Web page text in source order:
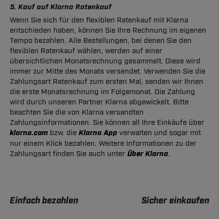
5. Kauf auf Klarna Ratenkauf
Wenn Sie sich für den flexiblen Ratenkauf mit Klarna
entschieden haben, können Sie Ihre Rechnung im eigenen
Tempo bezahlen. Alle Bestellungen, bei denen Sie den
flexiblen Ratenkauf wählen, werden auf einer
übersichtlichen Monatsrechnung gesammelt. Diese wird
immer zur Mitte des Monats versendet. Verwenden Sie die
Zahlungsart Ratenkauf zum ersten Mal, senden wir Ihnen
die erste Monatsrechnung im Folgemonat. Die Zahlung
wird durch unseren Partner Klarna abgewickelt. Bitte
beachten Sie die von Klarna versandten
Zahlungsinformationen. Sie können all Ihre Einkäufe über
klarna.com bzw. die Klarna App verwalten und sogar mit
nur einem Klick bezahlen. Weitere Informationen zu der
Zahlungsart finden Sie auch unter Über Klarna.
Einfach bezahlen Sicher einkaufen